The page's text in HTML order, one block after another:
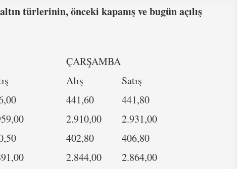
türlerinin, önceki kapanış ve bugün açılış
ÇARŞAMBA
Alış
Satış
441,60
441,80
2.910,00
2.931,00
402,80
406,80
2.844,00
2.864,00